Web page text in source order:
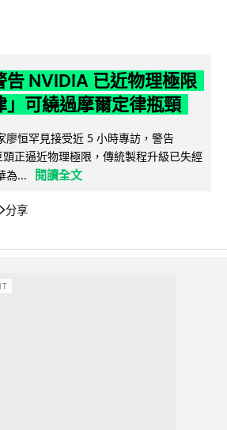
告 NVIDIA 已近物理極限
」可繞過摩爾定律瓶頸
廖恒罕見接受近 5 小時專訪，警告
正逼近物理極限，傳統製程升級已失經
為...
閱讀全文
分享